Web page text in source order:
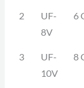
2
UF-
8V
6
3
UF-
10V
8